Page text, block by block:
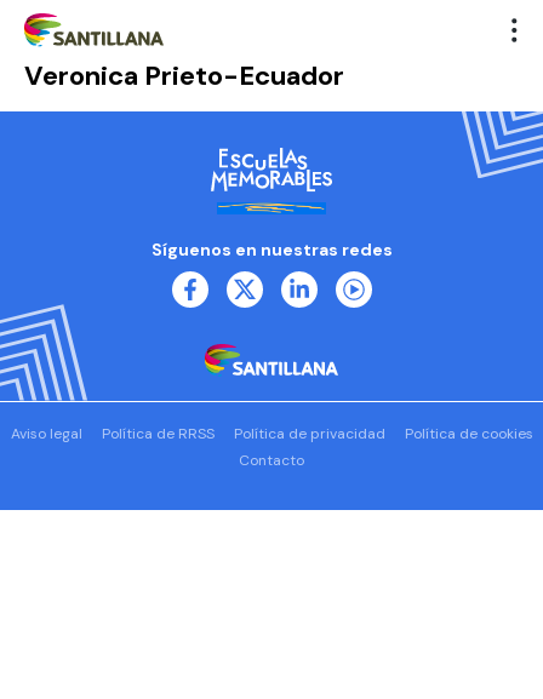
Veronica Prieto-Ecuador
Síguenos en nuestras redes
Aviso legal Política de RRSS Política de privacidad
Política de cookies
Contacto